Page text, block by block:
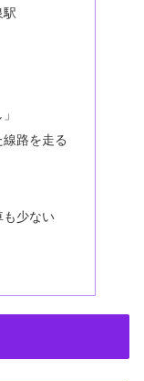
駅
路を走る
も少ない